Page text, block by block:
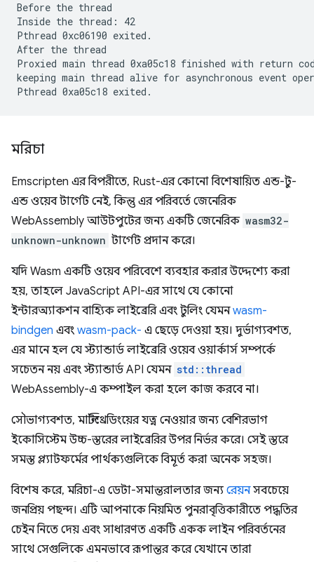
Before the thread
Inside the thread: 42
Pthread 0xc06190 exited.
After the thread
Proxied main thread 0xa05c18 finished with return
keeping main thread alive for asynchronous event
মরিচা
Emscripten এর বিপরীতে, Rust-এর কোনো বিশেষায়িত এন্ড-টু-
এন্ড ওয়েব টার্গেট নেই, কিন্তু এর পরিবর্তে জেনেরিক
WebAssembly আউটপুটের জন্য একটি জেনেরিক wasm32-
unknown-unknown টার্গেট প্রদান করে।
যদি Wasm একটি ওয়েব পরিবেশে ব্যবহার করার উদ্দেশ্যে করা
হয়, তাহলে JavaScript API-এর সাথে যে কোনো
ইন্টারঅ্যাকশন বাহ্যিক লাইব্রেরি এবং টুলিং যেমনwasm-
bindgen এবং wasm-pack- এ ছেড়ে দেওয়া হয়। দুর্ভাগ্যবশত,
এর মানে হল যে স্ট্যান্ডার্ড লাইব্রেরি ওয়েব ওয়ার্কার্স সম্পর্কে
সচেতন নয় এবং স্ট্যান্ডার্ড API যেমন std::thread
WebAssembly-এ কম্পাইল করা হলে কাজ করবে না।
সৌভাগ্যবশত, মাল্টিথ্রেডিংয়ের যত্ন নেওয়ার জন্য বেশিরভাগ
ইকোসিস্টেম উচ্চ-স্তরের লাইব্রেরির উপর নির্ভর করে। সেই স্তরে
সমস্ত প্ল্যাটফর্মের পার্থক্যগুলিকে বিমূর্ত করা অনেক সহজ।
বিশেষ করে, মরিচা-এ ডেটা-সমান্তরালতার জন্য রেয়নসবচেয়ে
জনপ্রিয় পছন্দ। এটি আপনাকে নিয়মিত পুনরাবৃত্তিকারীতে পদ্ধতির
চেইন নিতে দেয় এবং সাধারণত একটি একক লাইন পরিবর্তনের
সাথে সেগুলিকে এমনভাবে রূপান্তর করে যেখানে তারা